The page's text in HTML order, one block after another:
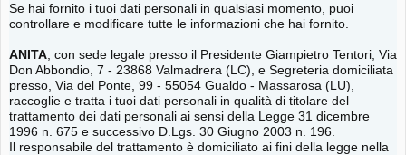
Se hai fornito i tuoi dati personali in qualsiasi momento, puoi
controllare e modificare tutte le informazioni che hai fornito.
ANITA , con sede legale presso il Presidente Giampietro Tentori, Via
Don Abbondio, 7 - 23868 Valmadrera (LC), e Segreteria domiciliata
presso, Via del Ponte, 99 - 55054 Gualdo - Massarosa (LU),
raccoglie e tratta i tuoi dati personali in qualità di titolare del
trattamento dei dati personali ai sensi della Legge 31 dicembre
1996 n. 675 e successivo D.Lgs. 30 Giugno 2003 n. 196.
Il responsabile del trattamento è domiciliato ai fini della legge nella